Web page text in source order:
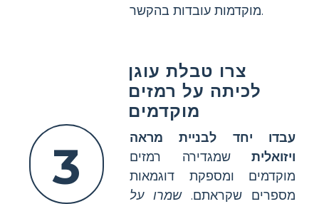
מוקדמות עובדות בהקשר.
3
צרו טבלת עוגן
לכיתה על רמזים
מוקדמים
עבדו יחד לבניית מראה
ויזואלית שמגדירה רמזים
מוקדמים ומספקת דוגמאות
מספרים שקראתם.שמרו על